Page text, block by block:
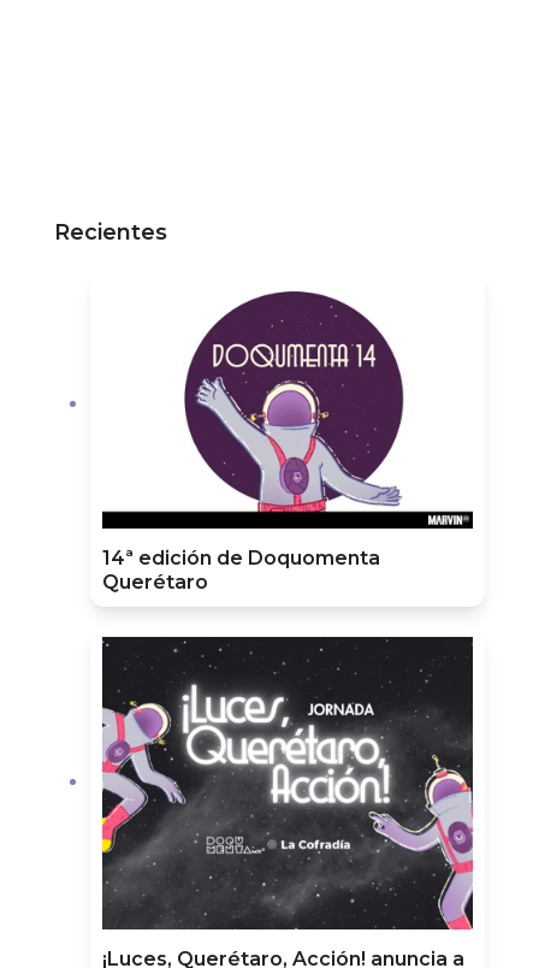
Recientes
14ª edición de Doquomenta
Querétaro
¡Luces, Querétaro, Acción! anuncia a